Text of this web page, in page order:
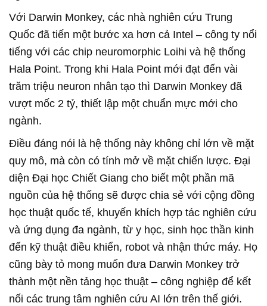
Với Darwin Monkey, các nhà nghiên cứu Trung
Quốc đã tiến một bước xa hơn cả Intel – công ty nổi
tiếng với các chip neuromorphic Loihi và hệ thống
Hala Point. Trong khi Hala Point mới đạt đến vài
trăm triệu neuron nhân tạo thì Darwin Monkey đã
vượt mốc 2 tỷ, thiết lập một chuẩn mực mới cho
ngành.
Điều đáng nói là hệ thống này không chỉ lớn về mặt
quy mô, mà còn có tính mở về mặt chiến lược. Đại
diện Đại học Chiết Giang cho biết một phần mã
nguồn của hệ thống sẽ được chia sẻ với cộng đồng
học thuật quốc tế, khuyến khích hợp tác nghiên cứu
và ứng dụng đa ngành, từ y học, sinh học thần kinh
đến kỹ thuật điều khiển, robot và nhận thức máy. Họ
cũng bày tỏ mong muốn đưa Darwin Monkey trở
thành một nền tảng học thuật – công nghiệp để kết
nối các trung tâm nghiên cứu AI lớn trên thế giới.